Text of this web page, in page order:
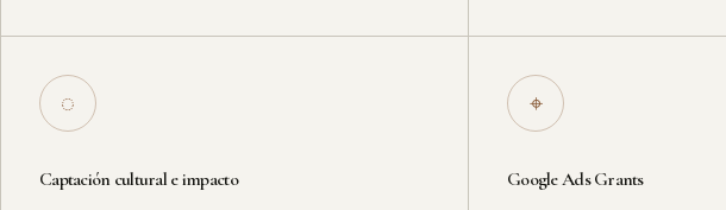
◌
Captación cultural e impacto
⌖
Google Ads Grants